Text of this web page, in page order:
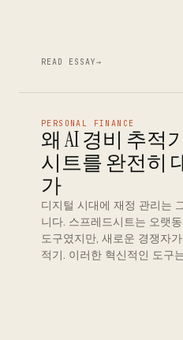
READ ESSAY→
PERSONAL FINANCE
왜 AI 경비 추적
시트를 완전히
가
디지털 시대에 재정 관리는
니다. 스프레드시트는 오랫
도구였지만, 새로운 경쟁자
적기. 이러한 혁신적인 도구